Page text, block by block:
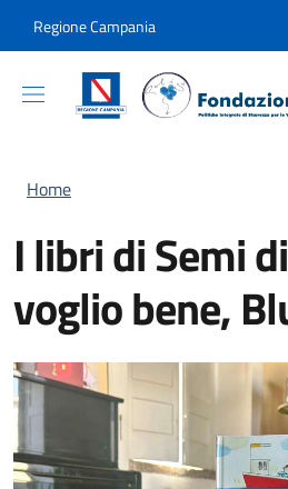
Regione Campania
Briciole di pane
Home
I libri di Semi
voglio bene,